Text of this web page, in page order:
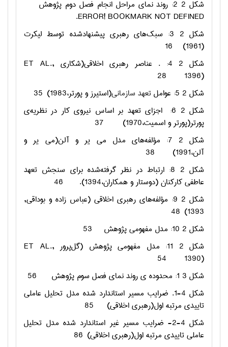
شکل ‏2 2: روند نمای مراحل انجام فصل دوم پژوهش
ERROR! BOOKMARK NOT DEFINED
.
شکل ‏2 3: سبک‌های رهبری پیشنهادشده توسط لیکرت
(1961)
16
شکل ‏2 4: . عناصر رهبری اخلاقی(شكاري
ET AL.,
1396)
28
شکل ‏2 5: عوامل
تعهد سازمانی(استیرز و پورتر،1983)
35
شکل ‏2 6:
اجزای تعهد بر اساس نیروی کار در نظریه‌ی
پورتر(پورتر و اسمیت،1970)
37
شکل ‏2 7: مؤلفه‌های مدل می یر و آلن(می یر و
آلن،1991)
38
شکل ‏2 8: ارتباط در نظر گرفته‌شده برای سنجش تعهد
عاطفی کارکنان (دوستار و همکاران،1394).
46
شکل ‏2 9: مؤلفه‌های رهبری اخلاقی (عباس زاده و بوداقی,
1393)
48
شکل ‏2 10: مدل مفهومی پژوهش
53
شکل ‏2 11: مدل مفهومی پژوهش (گل‌پرور
ET AL.,
1390)
54
شکل ‏3 1: محدوده ی روند نمای فصل سوم پژوهش
56
شکل 4-1. ضرایب مسیر استاندارد شده مدل تحلیل عاملی
تاییدی مرتبه اول(رهبری اخلاقی)
85
شکل 4-2- ضرایب مسیر غیر استاندارد شده مدل تحلیل
عاملی تاییدی مرتبه اول(رهبری اخلاقی) 86